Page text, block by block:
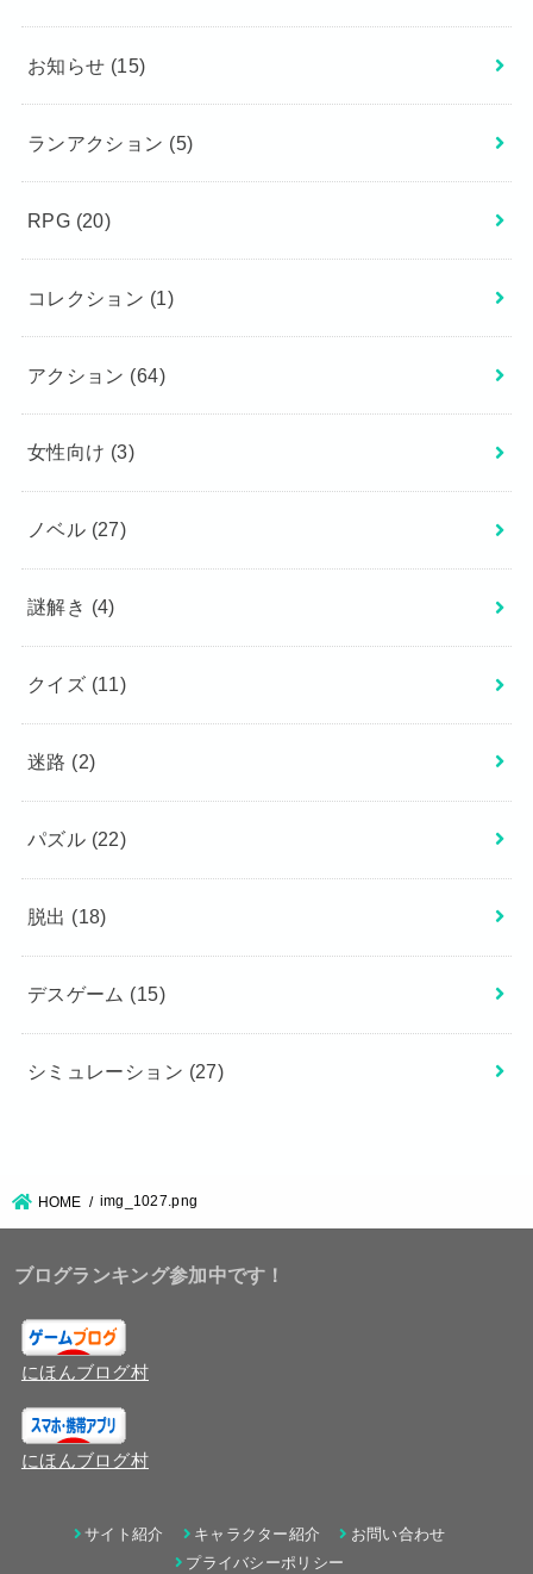
お知らせ (15)
ランアクション (5)
RPG (20)
コレクション (1)
アクション (64)
女性向け (3)
ノベル (27)
謎解き (4)
クイズ (11)
迷路 (2)
パズル (22)
脱出 (18)
デスゲーム (15)
シミュレーション (27)
HOME img_1027.png
ブログランキング参加中です！
にほんブログ村
にほんブログ村
サイト紹介 キャラクター紹介
お問い合わせ
プライバシーポリシー